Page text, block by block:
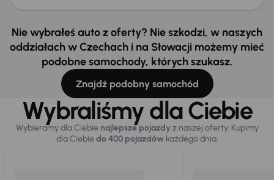
Nie wybrałeś auto z oferty? Nie szkodzi, w naszych
oddziałach w Czechach i na Słowacji możemy mieć
podobne samochody, których szukasz.
Znajdź podobny samochód
Wybraliśmy dla Ciebie
Wybieramy dla Ciebie najlepsze pojazdy z naszej oferty. Kupimy
dla Ciebiedo 400 pojazdówkażdego dnia.